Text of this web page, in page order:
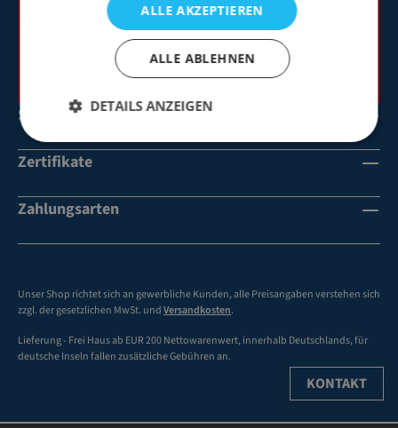
Social Media
Zertifikate
Zahlungsarten
Unser Shop richtet sich an gewerbliche Kunden, alle Preisangaben verstehen sich
zzgl. der gesetzlichen MwSt. undVersandkosten.
Lieferung - Frei Haus ab EUR 200 Nettowarenwert, innerhalb Deutschlands, für
deutsche Inseln fallen zusätzliche Gebühren an.
KONTAKT
ALLE AKZEPTIEREN
ALLE ABLEHNEN
DETAILS ANZEIGEN